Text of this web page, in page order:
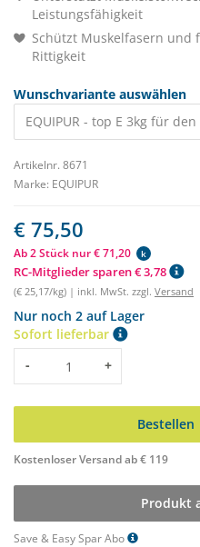
Leistungsfähigkeit
Schützt Muskelfasern und
Rittigkeit
Wunschvariante auswählen
EQUIPUR - top E 3kg für
Artikelnr. 8671
Marke: EQUIPUR
€ 75,50
Ab 2 Stück nur € 71,20 k
RC-Mitglieder sparen € 3,78
(€ 25,17/kg) | inkl. MwSt. zzgl. Versand
Nur noch 2 auf Lager
Sofort lieferbar
Menge
- +
Bestellen
Kostenloser Versand ab € 119
Produkt
Save & Easy Spar Abo